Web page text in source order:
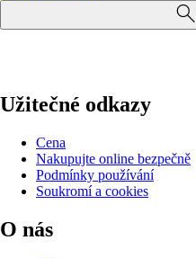
Užitečné odkazy
Cena
Nakupujte online bezpečně
Podmínky používání
Soukromí a cookies
O nás